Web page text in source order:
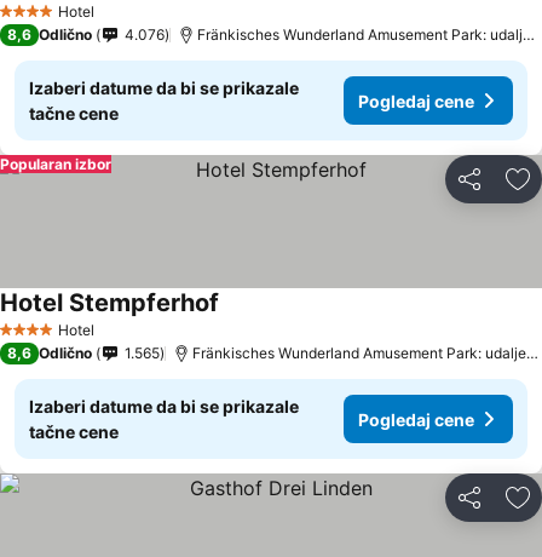
4 ZvezdiceHotel
8,6 Odlično 4.076 Fränkisches Wunderland Amusement Park: udaljenost 17.4 km
Izaberi datume da bi se prikazale
tačne cene
Pogledaj cene
Deli
Popularan izbor
4 ZvezdiceHotel
Hotel Stempferhof
8,6 Odlično 1.565 Fränkisches Wunderland Amusement Park: udaljenost 16.1 km
Izaberi datume da bi se prikazale
tačne cene
Pogledaj cene
Deli